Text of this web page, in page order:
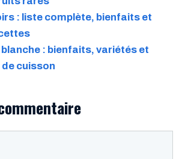
: liste complète, bienfaits et
: bienfaits, variétés et
cuisson